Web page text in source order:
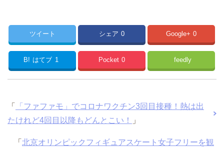
ツイート シェア 0 Google+ 0
B! はてブ 1 Pocket 0 feedly
「
「ファファモ」でコロナワクチン3回目接種！熱は出
たけれど4回目以降もどんとこい！
」
「 北京オリンピックフィギュアスケート女子フリーを観